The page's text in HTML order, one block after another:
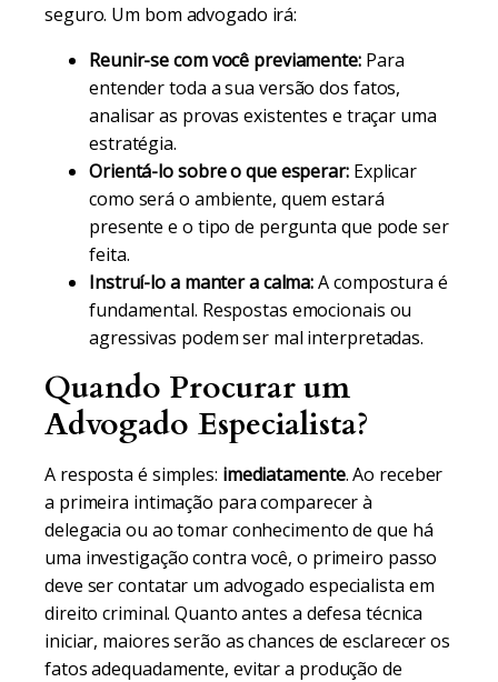
seguro. Um bom advogado irá:
Reunir-se com você previamente:Para
entender toda a sua versão dos fatos,
analisar as provas existentes e traçar uma
estratégia.
Orientá-lo sobre o que esperar:Explicar
como será o ambiente, quem estará
presente e o tipo de pergunta que pode ser
feita.
Instruí-lo a manter a calma:A compostura é
fundamental. Respostas emocionais ou
agressivas podem ser mal interpretadas.
Quando Procurar um
Advogado Especialista?
A resposta é simples: imediatamente. Ao receber
a primeira intimação para comparecer à
delegacia ou ao tomar conhecimento de que há
uma investigação contra você, o primeiro passo
deve ser contatar um advogado especialista em
direito criminal. Quanto antes a defesa técnica
iniciar, maiores serão as chances de esclarecer os
fatos adequadamente, evitar a produção de